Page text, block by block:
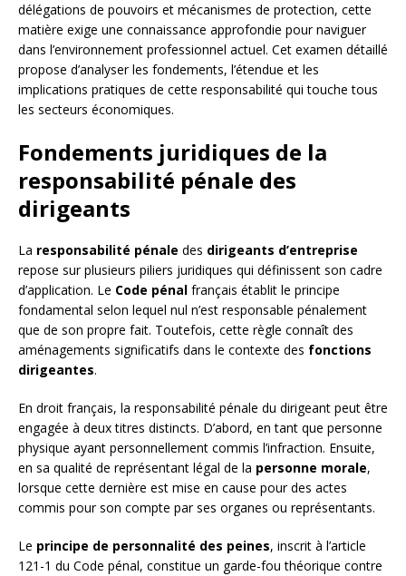
délégations de pouvoirs et mécanismes de protection, cette
matière exige une connaissance approfondie pour naviguer
dans l’environnement professionnel actuel. Cet examen détaillé
propose d’analyser les fondements, l’étendue et les
implications pratiques de cette responsabilité qui touche tous
les secteurs économiques.
Fondements juridiques de la
responsabilité pénale des
dirigeants
La responsabilité pénale des dirigeants d’entreprise
repose sur plusieurs piliers juridiques qui définissent son cadre
d’application. Le Code pénal français établit le principe
fondamental selon lequel nul n’est responsable pénalement
que de son propre fait. Toutefois, cette règle connaît des
aménagements significatifs dans le contexte des fonctions
dirigeantes.
En droit français, la responsabilité pénale du dirigeant peut être
engagée à deux titres distincts. D’abord, en tant que personne
physique ayant personnellement commis l’infraction. Ensuite,
en sa qualité de représentant légal de la personne morale,
lorsque cette dernière est mise en cause pour des actes
commis pour son compte par ses organes ou représentants.
Le principe de personnalité des peines, inscrit à l’article
121-1 du Code pénal, constitue un garde-fou théorique contre